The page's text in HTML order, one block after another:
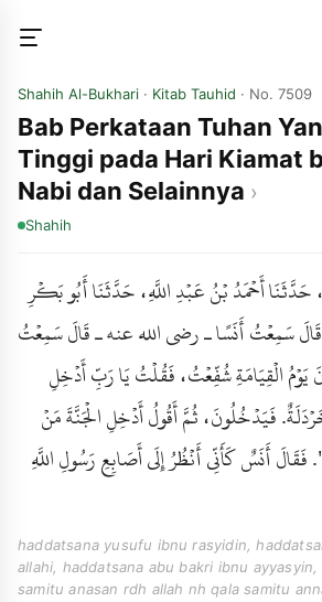
Shahih Al-Bukhari · Kitab Tauhid · No. 7509
Bab Perkataan Tuhan
Tinggi pada Hari Kiamat
Nabi dan Selainnya
Shahih
أَحْمَدُ بْنُ عَبْدِ اللَّهِ، حَدَّثَنَا أَبُو بَكْرِ
سَمِعْتُ أَنَسًا ـ رضى الله عنه ـ قَالَ سَمِعْتُ
يَوْمُ الْقِيَامَةِ شُفِّعْتُ، فَقُلْتُ يَا رَبِّ أَدْخِلِ
فَيَدْخُلُونَ، ثُمَّ أَقُولُ أَدْخِلِ الْجَنَّةَ مَنْ
أَنَسٌ كَأَنِّي أَنْظُرُ إِلَى أَصَابِعِ رَسُولِ اللَّهِ
haddatsana yusufu ibnu rasyidin,
allahi, haddatsana abu bakri ibnu
samitu anasan rdh allah nh qala samitu